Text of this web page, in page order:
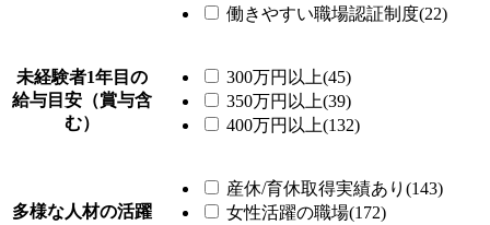
働きやすい職場認証制度(22)
未経験者1年目の
給与目安（賞与含
む）
300万円以上(45)
350万円以上(39)
400万円以上(132)
多様な人材の活躍
産休/育休取得実績あり(143)
女性活躍の職場(172)